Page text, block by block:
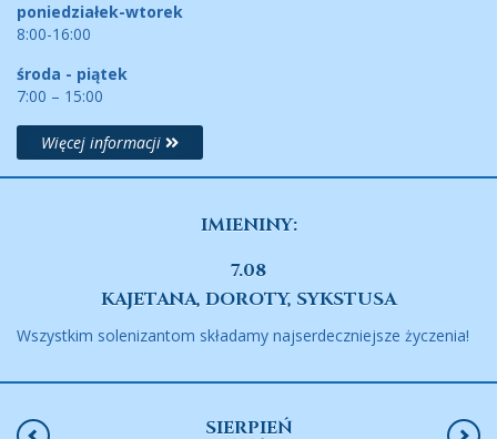
poniedziałek-wtorek
8:00-16:00
środa - piątek
7:00 – 15:00
Więcej informacji
IMIENINY:
7.08
KAJETANA, DOROTY, SYKSTUSA
Wszystkim solenizantom składamy najserdeczniejsze życzenia!
SIERPIEŃ